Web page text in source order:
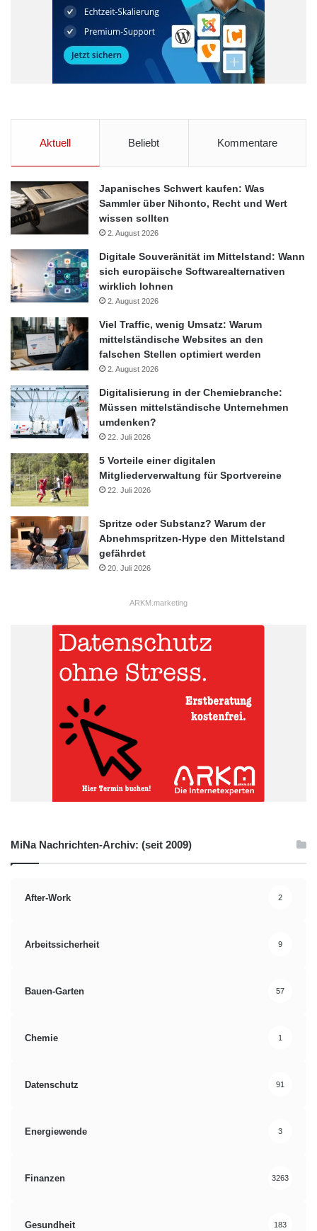
Aktuell Beliebt Kommentare
Japanisches Schwert kaufen: Was
Sammler über Nihonto, Recht und Wert
wissen sollten
2. August 2026
Digitale Souveränität im Mittelstand: Wann
sich europäische Softwarealternativen
wirklich lohnen
2. August 2026
Viel Traffic, wenig Umsatz: Warum
mittelständische Websites an den
falschen Stellen optimiert werden
2. August 2026
Digitalisierung in der Chemiebranche:
Müssen mittelständische Unternehmen
umdenken?
22. Juli 2026
5 Vorteile einer digitalen
Mitgliederverwaltung für Sportvereine
22. Juli 2026
Spritze oder Substanz? Warum der
Abnehmspritzen-Hype den Mittelstand
gefährdet
20. Juli 2026
ARKM.marketing
MiNa Nachrichten-Archiv: (seit 2009)
After-Work 2
Arbeitssicherheit 9
Bauen-Garten 57
Chemie 1
Datenschutz 91
Energiewende 3
Finanzen 3263
Gesundheit 183